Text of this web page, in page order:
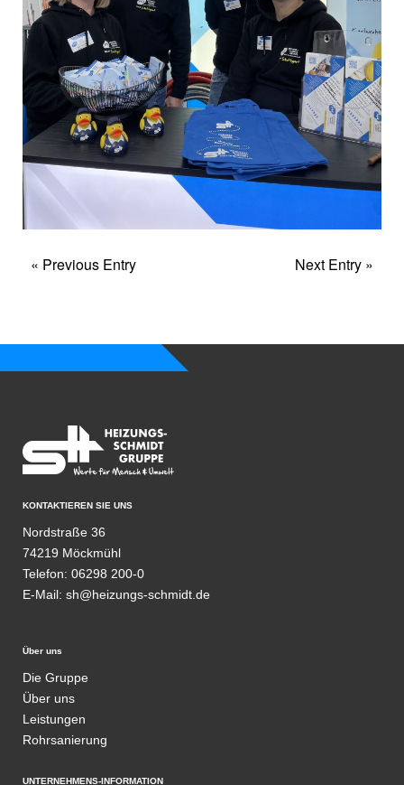
« Previous Entry Next Entry »
KONTAKTIEREN SIE UNS
Nordstraße 36
74219 Möckmühl
Telefon: 06298 200-0
E-Mail: sh@heizungs-schmidt.de
Über uns
Die Gruppe
Über uns
Leistungen
Rohrsanierung
UNTERNEHMENS-INFORMATION